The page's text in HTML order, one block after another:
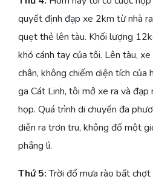
quyết định đạp xe 2km từ nhà
quẹt thẻ lên tàu. Khối lượng
khó cánh tay của tôi. Lên tàu,
chân, không chiếm diện tích của
ga Cát Linh, tôi mở xe ra và
họp. Quá trình di chuyển đa
diễn ra trơn tru, không đổ một
phẳng lì.
Thứ 5:Trời đổ mưa rào bất